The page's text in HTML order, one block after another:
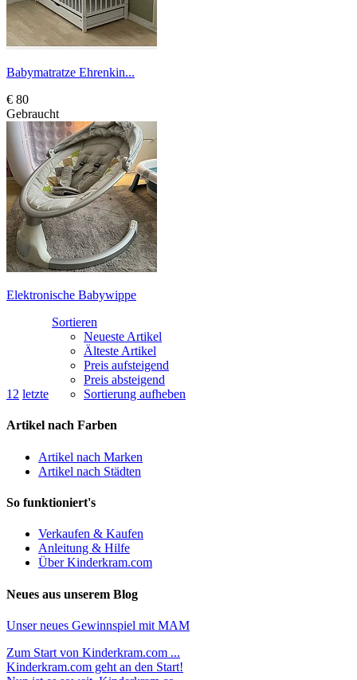
Babymatratze Ehrenkin...
€ 80
Gebraucht
Elektronische Babywippe
1 2 letzte
Sortieren
Neueste Artikel
Älteste Artikel
Preis aufsteigend
Preis absteigend
Sortierung aufheben
Artikel nach Farben
Artikel nach Marken
Artikel nach Städten
So funktioniert's
Verkaufen & Kaufen
Anleitung & Hilfe
Über Kinderkram.com
Neues aus unserem Blog
Unser neues Gewinnspiel mit MAM
Zum Start von Kinderkram.com ...
Kinderkram.com geht an den Start!